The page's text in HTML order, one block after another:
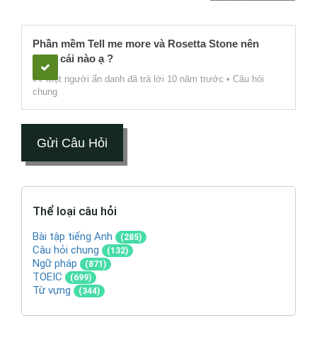
Phần mềm Tell me more và Rosetta Stone nên
chọn cái nào ạ ?
Một người ẩn danh đã trả lời 10 năm trước • Câu hỏi
chung
Gửi Câu Hỏi
Thể loại câu hỏi
Bài tập tiếng Anh (285)
Câu hỏi chung (132)
Ngữ pháp (871)
TOEIC (699)
Từ vựng (344)